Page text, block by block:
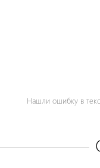
Нашли ошибку в